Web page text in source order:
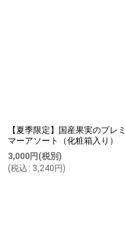
【夏季限定】国産果実のプレ
マーアソート（化粧箱入り）
3,000円 (税別)
(税込 : 3,240 円)